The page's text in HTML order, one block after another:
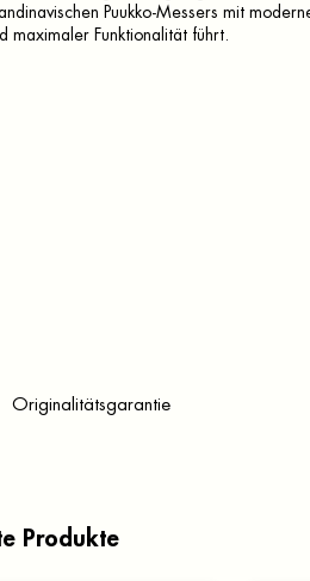
Puukko-Messers mit
maximaler Funktionalität führt.
Originalitätsgarantie
Produkte